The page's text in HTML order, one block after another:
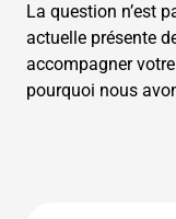
La question n’est
actuelle présente
accompagner
pourquoi nous